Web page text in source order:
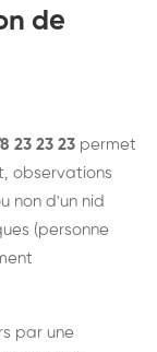
de
23 23 23 permet
observations
non d'un nid
(personne
par une